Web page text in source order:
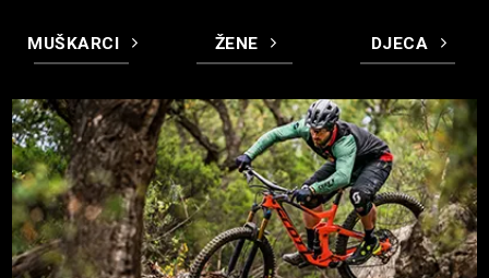
MUŠKARCI ŽENE DJECA